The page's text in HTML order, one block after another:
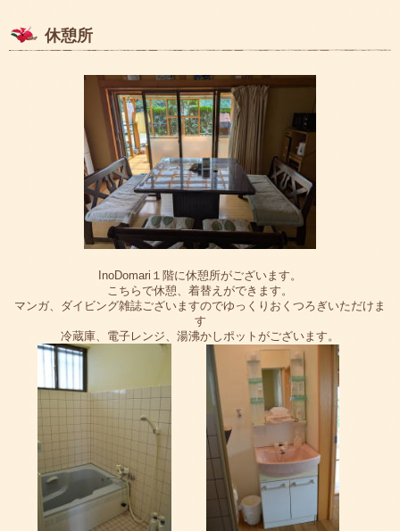
休憩所
InoDomari１階に休憩所がございます。
こちらで休憩、着替えができます。
マンガ、ダイビング雑誌ございますのでゆっくりおくつろぎいただけま
す
冷蔵庫、電子レンジ、湯沸かしポットがございます。